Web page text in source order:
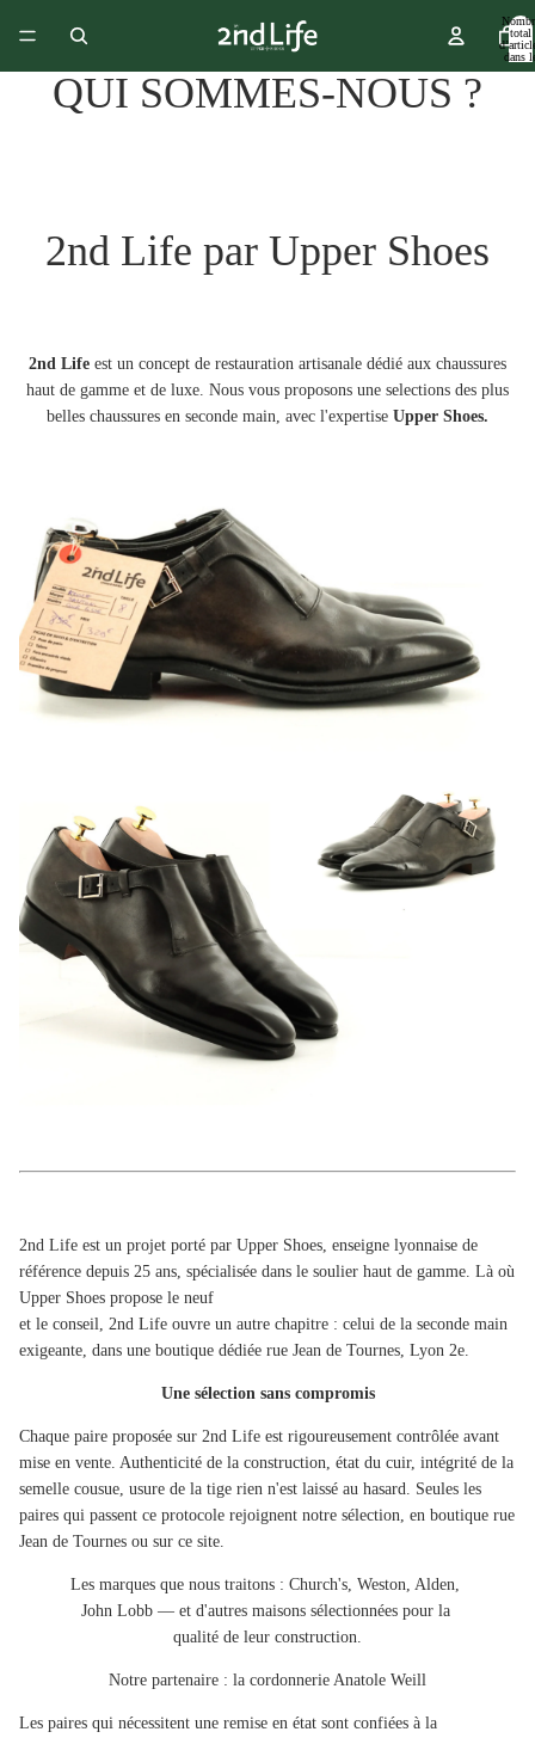
total
dans
QUI SOMMES-NOUS ?
2nd Life par Upper Shoes
2nd Life est un concept de restauration artisanale dédié aux chaussures
haut de gamme et de luxe. Nous vous proposons une selections des plus
belles chaussures en seconde main, avec l'expertise Upper Shoes.
2nd Life est un projet porté par Upper Shoes, enseigne lyonnaise de
référence depuis 25 ans, spécialisée dans le soulier haut de gamme. Là où
Upper Shoes propose le neuf
et le conseil, 2nd Life ouvre un autre chapitre : celui de la seconde main
exigeante, dans une boutique dédiée rue Jean de Tournes, Lyon 2e.
Une sélection sans compromis
Chaque paire proposée sur 2nd Life est rigoureusement contrôlée avant
mise en vente. Authenticité de la construction, état du cuir, intégrité de la
semelle cousue, usure de la tige rien n'est laissé au hasard. Seules les
paires qui passent ce protocole rejoignent notre sélection, en boutique rue
Jean de Tournes ou sur ce site.
Les marques que nous traitons : Church's Weston Alden
John Lobb — et d'autres maisons sélectionnées pour la
qualité de leur construction.
Notre partenaire : la cordonnerie Anatole Weill
Les paires qui nécessitent une remise en état sont confiées à la